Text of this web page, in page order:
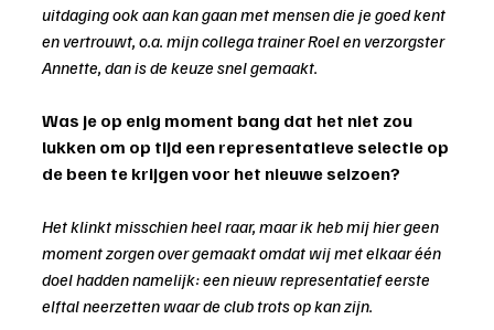
uitdaging ook aan kan gaan met mensen die je goed kent
en vertrouwt, o.a. mijn collega trainer Roel en verzorgster
Annette, dan is de keuze snel gemaakt.
Was je op enig moment bang dat het niet zou
lukken om op tijd een representatieve selectie op
de been te krijgen voor het nieuwe seizoen?
Het klinkt misschien heel raar, maar ik heb mij hier geen
moment zorgen over gemaakt omdat wij met elkaar één
doel hadden namelijk: een nieuw representatief eerste
elftal neerzetten waar de club trots op kan zijn.